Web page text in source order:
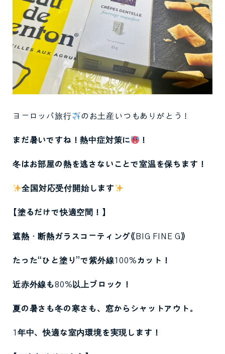
ヨーロッパ旅行 のお土産いつもありがとう！
まだ暑いですね！熱中症対策に ！
冬はお部屋の熱を逃さないことで室温を保ちます！
全国対応受付開始します
【塗るだけで快適空間！】
遮熱・断熱ガラスコーティング《 BIG FINE G 》
たった“ひと塗り ”で紫外線100% カット！
近赤外線も80% 以上ブロック！
夏の暑さも冬の寒さも、窓からシャットアウト。
1 年中、快適な室内環境を実現します！